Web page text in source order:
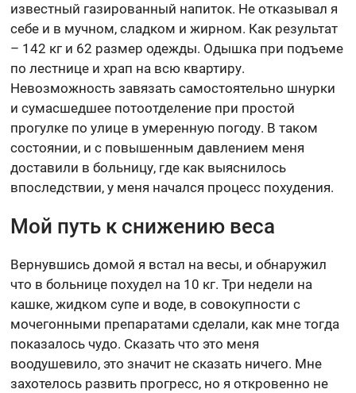
известный газированный напиток. Не отказывал я
себе и в мучном, сладком и жирном. Как результат
– 142 кг и 62 размер одежды. Одышка при подъеме
по лестнице и храп на всю квартиру.
Невозможность завязать самостоятельно шнурки
и сумасшедшее потоотделение при простой
прогулке по улице в умеренную погоду. В таком
состоянии, и с повышенным давлением меня
доставили в больницу, где как выяснилось
впоследствии, у меня начался процесс похудения.
Мой путь к снижению веса
Вернувшись домой я встал на весы, и обнаружил
что в больнице похудел на 10 кг. Три недели на
кашке, жидком супе и воде, в совокупности с
мочегонными препаратами сделали, как мне тогда
показалось чудо. Сказать что это меня
воодушевило, это значит не сказать ничего. Мне
захотелось развить прогресс, но я откровенно не